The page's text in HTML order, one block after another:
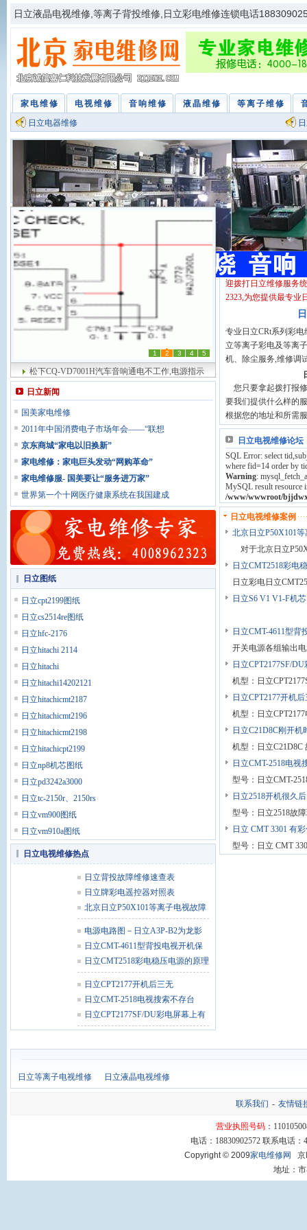
日立液晶电视维修,等离子背投维修,日立彩电维修连锁电话
电视维修
家电维修 电视维修 音响维修 液晶维修 等离子维修
日立电器维修
日立电
专业维修日立电视,
日立空调维修,日立
务,国内各大中型城市
迎拨打日立维修服务
2323,为您提供最专业
专业日立CRt系列彩
立等离子彩电及等离
机、除尘服务,维修调
您只要拿起拨打报
要我们提供什么样的
根据您的地址和所需
日立电视维修论坛
SQL Error: select
where fid=14 order by
Warning:
MySQL result resource
/www/wwwroot/
日立电视维修案例
北京日立P50X101
对于北京日立
日立CMT2518彩电
日立彩电日立
日立S6 V1 V1-F机芯
日立CMT-4611型背
开关电源各组输出
日立CPT2177SF/
机型：日立
日立CPT2177开机
机型：日立
日立C21D8C刚开机
机型：日立
日立CMT-2518电视
型号：日立CMT-
日立2518开机很久
型号：日立2518故
日立 CMT 3301 有
型号：日立 CMT
1 2 3 4 5
松下CQ-VD7001H汽车音响通电不工作,电源指示
日立新闻
国美家电维修
2011年中国消费电子市场年会——“联想
京东商城“家电以旧换新”
家电维修：家电巨头发动“网购革命”
家电维修服- 国美要让“服务进万家”
世界第一个十网医疗健康系统在我国建成
日立图纸
日立cpt2199图纸
日立cs2514re图纸
日立hfc-2176
日立hitachi 2114
日立hitachi
日立hitachi14202121
日立hitachicmt2187
日立hitachicmt2196
日立hitachicmt2198
日立hitachicpt2199
日立np8机芯图纸
日立pd3242a3000
日立tc-2150r、2150rs
日立vm900图纸
日立vm910a图纸
日立电视维修热点
日立背投故障维修速查表
日立牌彩电遥控器对照表
北京日立P50X101等离子电视故障
电源电路图－日立A3P-B2为龙影
系列
日立CMT-4611型背投电视开机保
护维
日立CMT2518彩电稳压电源的原理
日立CPT2177开机后三无
日立CMT-2518电视搜索不存台
日立CPT2177SF/DU彩电屏幕上有
干扰
日立等离子电视维修 日立液晶电视维修
联系我们 - 友情链
营业执照号码：
电话：18830902572 联系电话：
Copyright © 2009家电维修网
京
地址：